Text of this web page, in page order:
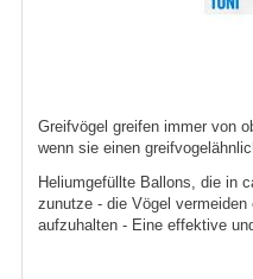
Greifvögel greifen immer von
wenn sie einen
Heliumgefüllte Ballons, die in
zunutze - die Vögel
aufzuhalten - Eine effektive